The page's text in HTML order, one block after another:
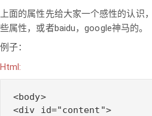
上面的属性先给大家一个感性的认识
些属性，或者baidu，google神马的。
例子：
Html:
<body>
<div id="content">